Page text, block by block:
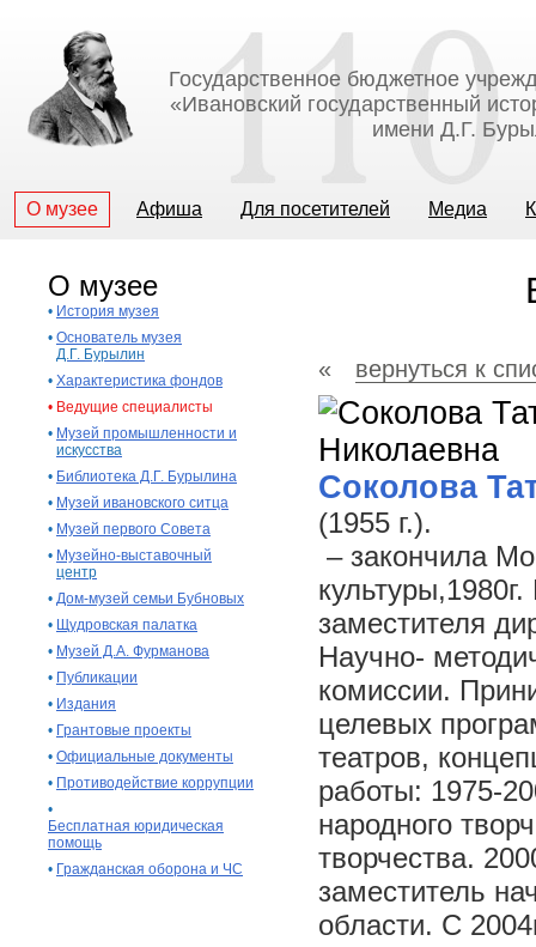
Государственное бюджетное
«Ивановский государственный
имени Д.Г.
О музее Афиша Для посетителей Медиа
О музее
• История музея
• Основатель музея
Д.Г. Бурылин
• Характеристика фондов
• Ведущие специалисты
• Музей промышленности и
искусства
• Библиотека Д.Г. Бурылина
• Музей ивановского ситца
• Музей первого Совета
• Музейно-выставочный
центр
• Дом-музей семьи Бубновых
• Щудровская палатка
• Музей Д.А. Фурманова
• Публикации
• Издания
• Грантовые проекты
• Официальные документы
• Противодействие коррупции
•
Бесплатная юридическая
помощь
• Гражданская оборона и ЧС
« вернуться к
Соколова
(1955 г.).
– закончила
заместителя
Научно-
комиссии.
целевых
театров,
работы: 1975-
народного
творчества.
заместитель
области. С